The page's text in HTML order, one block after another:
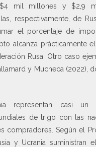
$4 mil millones y $2,9
respectivamente, de
el porcentaje de
alcanza prácticamente
Rusa. Otro caso
y Mucheca (2022),
representan casi
de trigo con las
compradores. Según el
y Ucrania suministran